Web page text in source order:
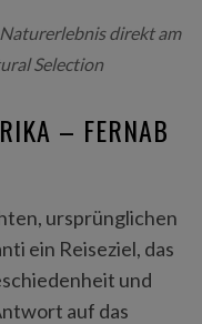
direkt am
Selection
– FERNAB
ursprünglichen
ein Reiseziel, das
und
auf das